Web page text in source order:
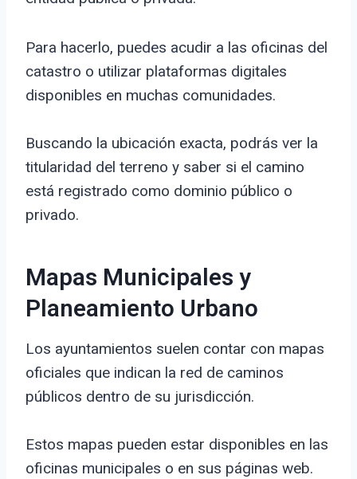
Para hacerlo, puedes acudir a las oficinas del
catastro o utilizar plataformas digitales
disponibles en muchas comunidades.
Buscando la ubicación exacta, podrás ver la
titularidad del terreno y saber si el camino
está registrado como dominio público o
privado.
Mapas Municipales y
Planeamiento Urbano
Los ayuntamientos suelen contar con mapas
oficiales que indican la red de caminos
públicos dentro de su jurisdicción.
Estos mapas pueden estar disponibles en las
oficinas municipales o en sus páginas web.